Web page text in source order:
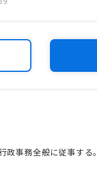
事務全般に従事する。